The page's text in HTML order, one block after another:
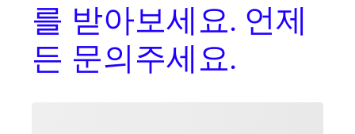
를 받아보세요. 언제
든 문의주세요.